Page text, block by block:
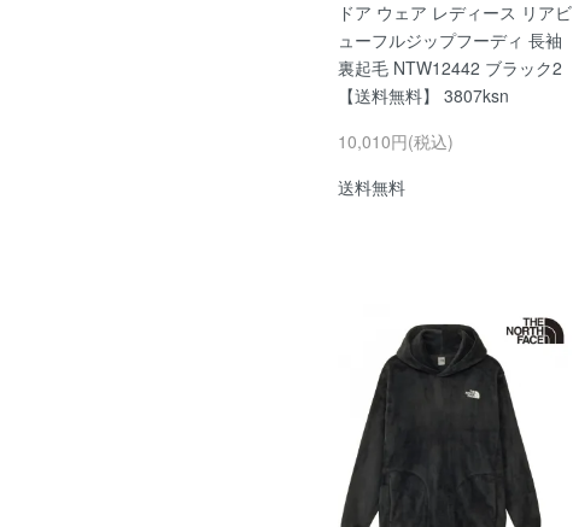
ドア ウェア レディース リアビ
ューフルジップフーディ 長袖
裏起毛 NTW12442 ブラック2
【送料無料】 3807ksn
10,010円(税込)
送料無料